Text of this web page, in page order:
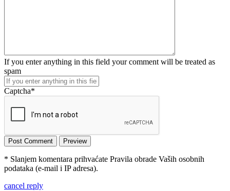
If you enter anything in this field your comment will be treated as
spam
Captcha*
* Slanjem komentara prihvaćate Pravila obrade Vaših osobnih
podataka (e-mail i IP adresa).
cancel reply